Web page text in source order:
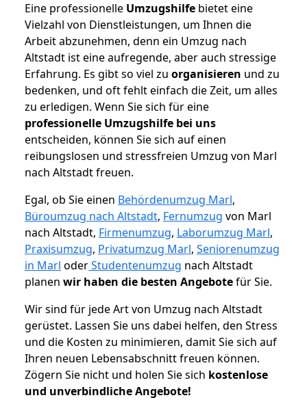
Eine professionelle Umzugshilfe bietet eine
Vielzahl von Dienstleistungen, um Ihnen die
Arbeit abzunehmen, denn ein Umzug nach
Altstadt ist eine aufregende, aber auch stressige
Erfahrung. Es gibt so viel zu organisieren und zu
bedenken, und oft fehlt einfach die Zeit, um alles
zu erledigen. Wenn Sie sich für eine
professionelle Umzugshilfe bei uns
entscheiden, können Sie sich auf einen
reibungslosen und stressfreien Umzug von Marl
nach Altstadt freuen.
Egal, ob Sie einen Behördenumzug Marl,
Büroumzug nach Altstadt, Fernumzug von Marl
nach Altstadt, Firmenumzug, Laborumzug Marl,
Praxisumzug, Privatumzug Marl, Seniorenumzug
in Marl oderStudentenumzug nach Altstadt
planen wir haben die besten Angebotefür Sie.
Wir sind für jede Art von Umzug nach Altstadt
gerüstet. Lassen Sie uns dabei helfen, den Stress
und die Kosten zu minimieren, damit Sie sich auf
Ihren neuen Lebensabschnitt freuen können.
Zögern Sie nicht und holen Sie sich kostenlose
und unverbindliche Angebote!